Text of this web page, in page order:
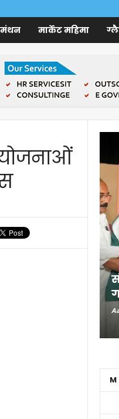
मंथन मार्केट महिमा
योजनाओं
M